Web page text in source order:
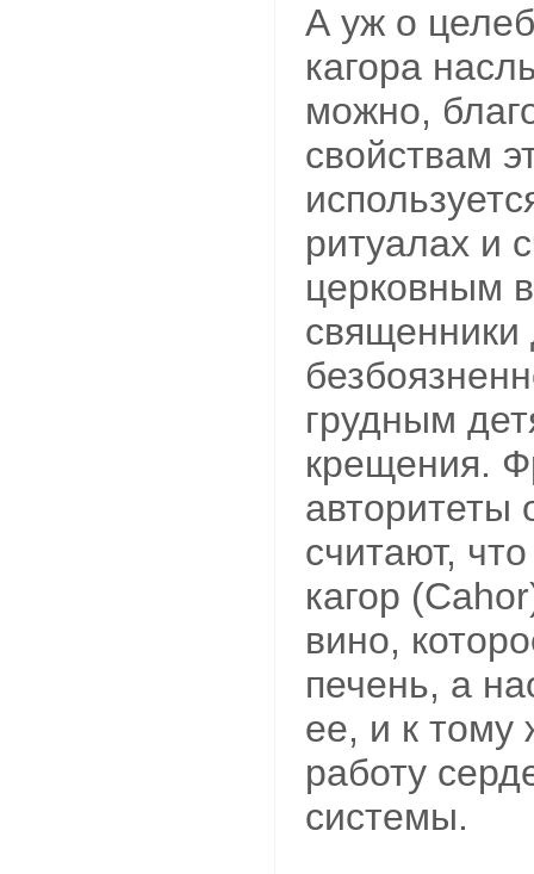
А уж о
кагора
можно,
свойствам
ритуалах и
церковным
священники
грудным
крещения.
авторитеты
считают,
кагор
вино,
печень, а
ее, и к тому
работу
системы.